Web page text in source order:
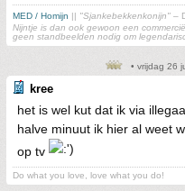
MED / Homijn || "Sjankebekkenkonijn" –
Nijntje is dan ook gewoon een
geen standbeelden nodig om
• vrijdag 26
kree
het is wel kut dat ik via
halve minuut ik hier al weet
op tv
Do what you love, love what you do!